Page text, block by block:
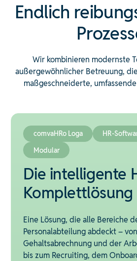
Endlich
Wir kombinieren modernste
außergewöhnlicher Betreuung,
maßgeschneiderte,
comvaHRo Loga
HR-
Modular
Die intelligente
Komplettlösung
Eine Lösung, die alle Bereiche
Personalabteilung abdeckt –
Gehaltsabrechnung und der
bis zum Recruiting, dem